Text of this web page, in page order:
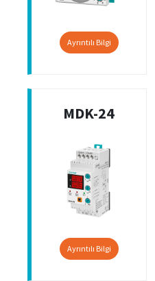
Ayrıntılı Bilgi
MDK-24
Ayrıntılı Bilgi